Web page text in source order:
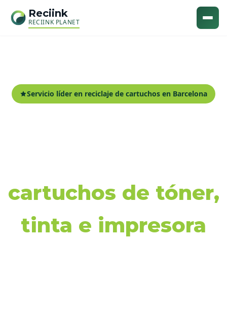
Reciink
RECIINK PLANET
Servicio líder en reciclaje de cartuchos en Barcelona
cartuchos de tóner,
tinta e impresora